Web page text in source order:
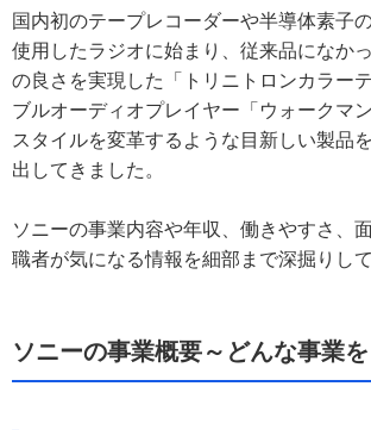
国内初のテープレコーダーや半導体素子
使用したラジオに始まり、従来品になか
の良さを実現した「トリニトロンカラー
ブルオーディオプレイヤー「ウォークマ
スタイルを変革するような目新しい製品
出してきました。
ソニーの事業内容や年収、働きやすさ、
職者が気になる情報を細部まで深掘りして
ソニーの事業概要～どんな事業